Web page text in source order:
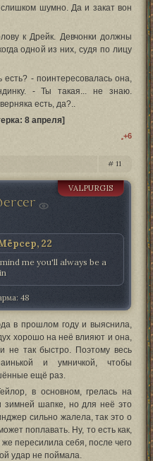
шумно. Да и закат вон
к Дрейк. Девчонки должны
одной из них, судя по лицу
- поинтересовалась она,
- Ты такая... не знаю.
есть, да?..
8 апреля]
+6
11
VALPURGIS
22
me you'll always be a
48
в прошлом году и выяснила,
хорошо на неё влияют и она,
не так быстро. Поэтому весь
и умничкой, чтобы
ещё раз.
в основном, грелась на
зимней шапке, но для неё это
сильно жалела, так это о
поплавать. Ну, то есть как,
пересилила себя, после чего
удар не поймала.